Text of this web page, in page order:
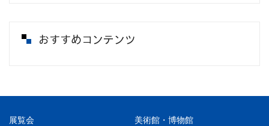
おすすめコンテンツ
展覧会 美術館・博物館